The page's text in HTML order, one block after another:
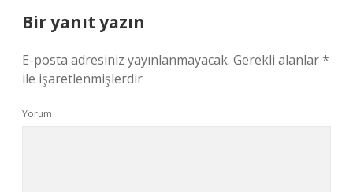
Bir yanıt yazın
E-posta adresiniz yayınlanmayacak. Gerekli alanlar*
ile işaretlenmişlerdir
Yorum